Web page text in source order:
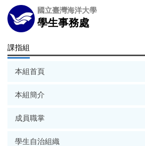
跳
到
主
內
國立臺灣海洋大學
學生事務處
課指組
本組首頁
本組簡介
成員職掌
學生自治組織